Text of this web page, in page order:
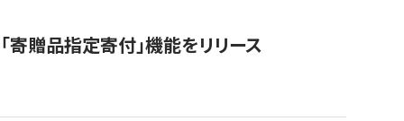
贈品指定寄付」機能をリリース